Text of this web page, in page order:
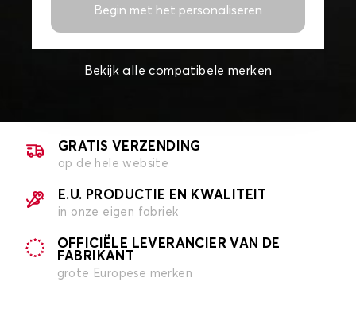
Begin met het personaliseren
Bekijk alle compatibele merken
GRATIS VERZENDING
op de hele website
E.U. PRODUCTIE EN KWALITEIT
in onze eigen fabriek
OFFICIËLE LEVERANCIER VAN DE
FABRIKANT
grote Europese merken